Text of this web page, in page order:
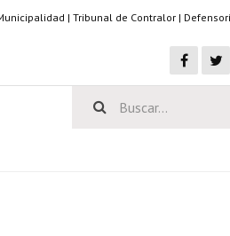
| Tribunal de Contralor |